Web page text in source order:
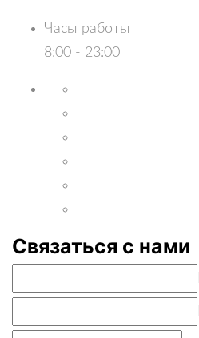
Часы работы
8:00 - 23:00
Связаться с нами